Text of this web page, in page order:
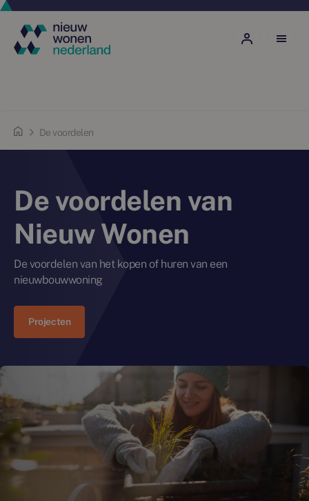
De voordelen
De voordelen van
Nieuw Wonen
De voordelen van het kopen of huren van een
nieuwbouwwoning
Projecten